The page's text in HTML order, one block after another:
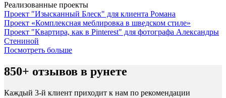
Реализованные проекты
Проект "Изысканный Блеск" для клиента Романа
Проект «Комплексная меблировка в шведском стиле»
Проект "Квартира, как в Pinterest" для фотографа Александры
Стениной
Посмотреть больше
850+ отзывов в рунете
Каждый 3-й клиент приходит к нам по рекомендации